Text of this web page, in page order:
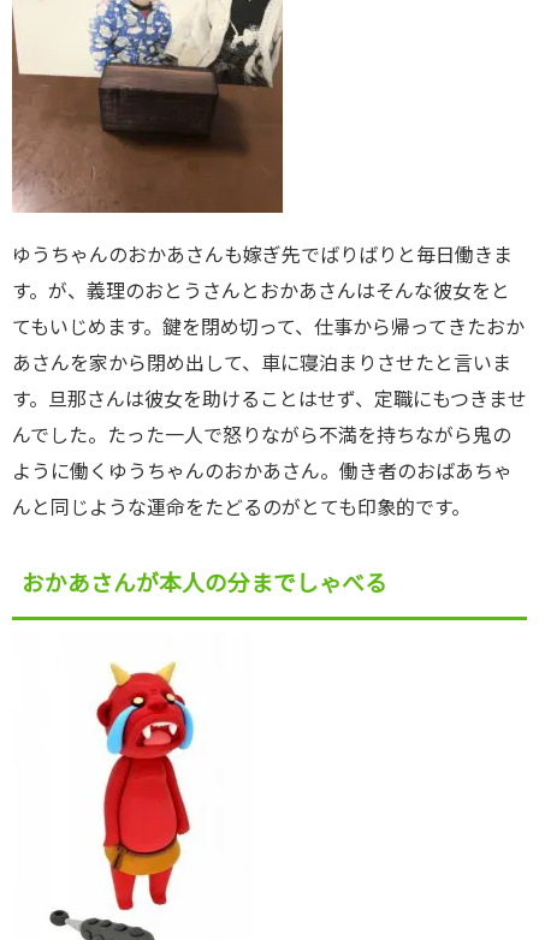
ゆうちゃんのおかあさんも嫁ぎ先でばりばりと毎日働きま
す。が、義理のおとうさんとおかあさんはそんな彼女をと
てもいじめます。鍵を閉め切って、仕事から帰ってきたおか
あさんを家から閉め出して、車に寝泊まりさせたと言いま
す。旦那さんは彼女を助けることはせず、定職にもつきませ
んでした。たった一人で怒りながら不満を持ちながら鬼の
ように働くゆうちゃんのおかあさん。働き者のおばあちゃ
んと同じような運命をたどるのがとても印象的です。
おかあさんが本人の分までしゃべる